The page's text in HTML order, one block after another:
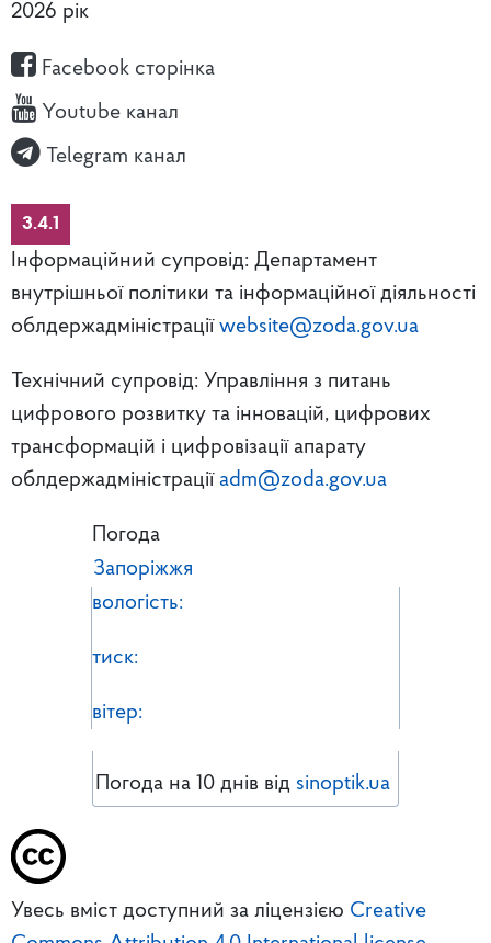
2026 рік
Facebook сторінка
Youtube канал
Telegram канал
3.4.1
Інформаційний супровід: Департамент
внутрішньої політики та інформаційної діяльності
облдержадміністрації website@zoda.gov.ua
Технічний супровід: Управління з питань
цифрового розвитку та інновацій, цифрових
трансформацій і цифровізації апарату
облдержадміністрації adm@zoda.gov.ua
Погода
Запоріжжя
вологість:
тиск:
вітер:
Погода на 10 днів від sinoptik.ua
Увесь вміст доступний за ліцензією Creative